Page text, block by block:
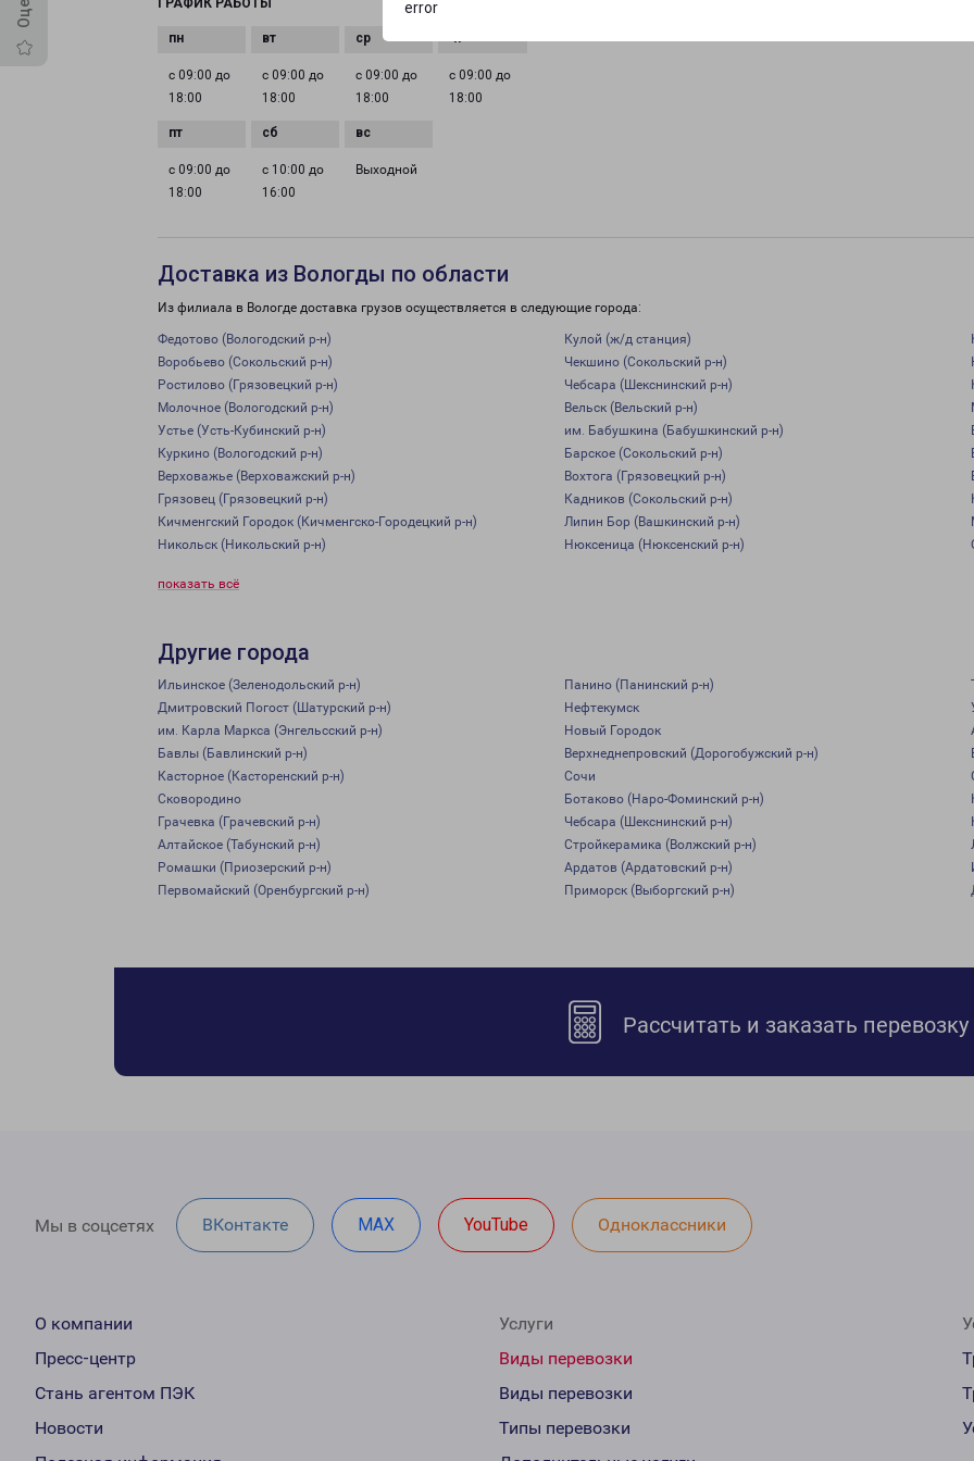
error
ГРАФИК РАБОТЫ
с 09:00 до
18:00
с 09:00 до
18:00
с 09:00 до
18:00
с 09:00 до
18:00
с 09:00 до
18:00
с 10:00 до
16:00
Выходной
Доставка из Вологды по области
Из филиала в Вологде доставка грузов осуществляется в следующие города:
Федотово (Вологодский р-н) Кулой (ж/д станция)
Воробьево (Сокольский р-н)
Чекшино (Сокольский р-н)
Ростилово (Грязовецкий р-н)
Чебсара (Шекснинский р-н)
Молочное (Вологодский р-н)
Вельск (Вельский р-н)
Устье (Усть-Кубинский р-н)
им. Бабушкина (Бабушкинский р-н)
Куркино (Вологодский р-н)
Барское (Сокольский р-н)
Верховажье (Верховажский р-н)
Вохтога (Грязовецкий р-н)
Грязовец (Грязовецкий р-н)
Кадников (Сокольский р-н)
Кичменгский Городок (Кичменгско-Городецкий р-н)
Липин Бор (Вашкинский р-н)
Никольск (Никольский р-н)
Нюксеница (Нюксенский р-н)
показать всё
Другие города
Ильинское (Зеленодольский р-н) Панино (Панинский р-н)
Дмитровский Погост (Шатурский р-н)
Нефтекумск
им. Карла Маркса (Энгельсский р-н)
Новый Городок
Бавлы (Бавлинский р-н)
Верхнеднепровский (Дорогобужский р-н)
Касторное (Касторенский р-н)
Сочи
Сковородино
Ботаково (Наро-Фоминский р-н)
Грачевка (Грачевский р-н)
Чебсара (Шекснинский р-н)
Алтайское (Табунский р-н)
Стройкерамика (Волжский р-н)
Ромашки (Приозерский р-н)
Ардатов (Ардатовский р-н)
Первомайский (Оренбургский р-н)
Приморск (Выборгский р-н)
Рассчитать и заказать перевозку
Мы в соцсетях ВКонтакте MAX YouTube Одноклассники
О компании
Пресс-центр
Стань агентом ПЭК
Новости
Услуги
Виды перевозки
Виды перевозки
Типы перевозки